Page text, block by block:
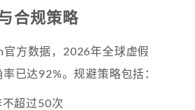
合规策略
官方数据，2026年全球虚假
已达92%。规避策略包括：
超过50次